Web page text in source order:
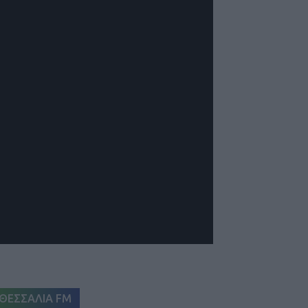
ΘΕΣΣΑΛΙΑ FM